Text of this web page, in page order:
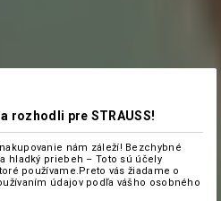
rozhodli pre STRAUSS!
nám záleží! Bezchybné
hladký priebeh – Toto sú účely
používame.Preto vás žiadame o
údajov podľa vášho osobného